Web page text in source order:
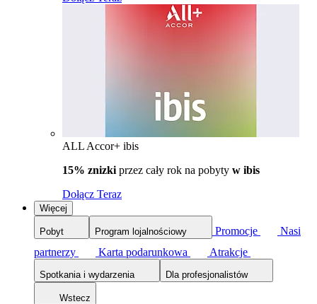
ALL Accor+ ibis
15% znizki przez cały rok na pobyty w ibis
Dołącz Teraz
Więcej
Pobyt Program lojalnościowy Promocje
Nasi
partnerzy
Karta podarunkowa Atrakcje
Spotkania i wydarzenia Dla profesjonalistów
Wstecz